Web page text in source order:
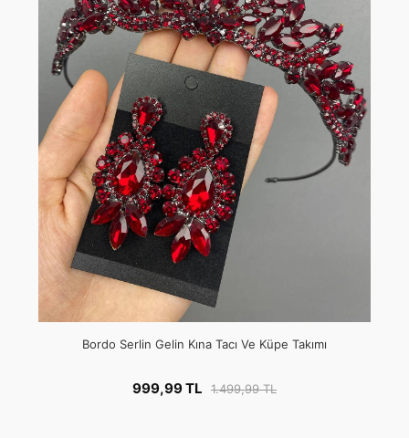
Bordo Serlin Gelin Kına Tacı Ve Küpe Takımı
999,99 TL 1.499,99 TL